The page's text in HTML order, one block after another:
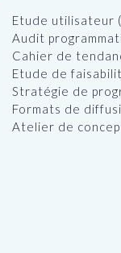
Etude utilisateur
Audit
Cahier de
Etude de
Stratégie de
Formats de
Atelier de